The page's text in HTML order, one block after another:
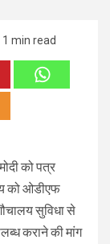
1 min read
को पत्र
को ओडीएफ
सुविधा से
कराने की मांग